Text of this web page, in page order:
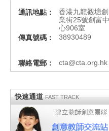
通訊地點：
香港九龍觀塘創
業街25號創富中
心906室
傳真號碼： 38930489
聯絡電郵： cta@cta.org.hk
快速通道 FAST TRACK